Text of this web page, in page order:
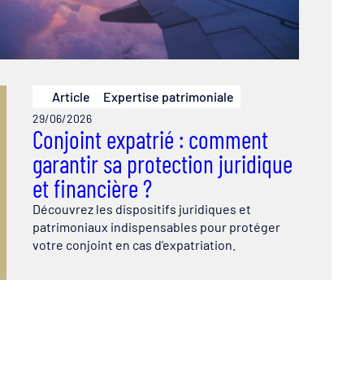
Article Expertise patrimoniale
29/06/2026
Conjoint expatrié : comment
garantir sa protection juridique
et financière ?
Découvrez les dispositifs juridiques et
patrimoniaux indispensables pour protéger
votre conjoint en cas d'expatriation.